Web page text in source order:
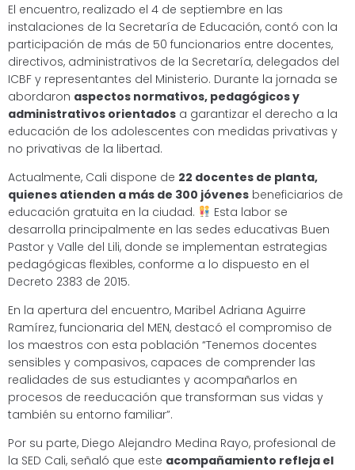
El encuentro, realizado el 4 de septiembre en las
instalaciones de la Secretaría de Educación, contó con la
participación de más de 50 funcionarios entre docentes,
directivos, administrativos de la Secretaría, delegados del
ICBF y representantes del Ministerio. Durante la jornada se
abordaron aspectos normativos, pedagógicos y
administrativos orientados a garantizar el derecho a la
educación de los adolescentes con medidas privativas y
no privativas de la libertad.
Actualmente, Cali dispone de 22 docentes de planta,
quienes atienden a más de 300 jóvenes beneficiarios de
educación gratuita en la ciudad.
Esta labor se
desarrolla principalmente en las sedes educativas Buen
Pastor y Valle del Lili, donde se implementan estrategias
pedagógicas flexibles, conforme a lo dispuesto en el
Decreto 2383 de 2015.
En la apertura del encuentro, Maribel Adriana Aguirre
Ramírez, funcionaria del MEN, destacó el compromiso de
los maestros con esta población “Tenemos docentes
sensibles y compasivos, capaces de comprender las
realidades de sus estudiantes y acompañarlos en
procesos de reeducación que transforman sus vidas y
también su entorno familiar”.
Por su parte, Diego Alejandro Medina Rayo, profesional de
la SED Cali, señaló que este acompañamiento refleja el